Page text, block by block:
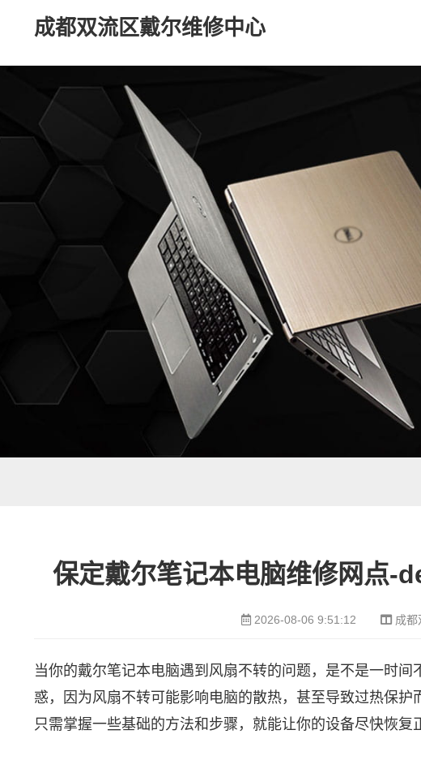
成都双流区戴尔维修中心
保定戴尔笔记本电脑维修网点-
2026-08-06 9:51:12 成都
当你的戴尔笔记本电脑遇到风扇不转的问题，是不是一时
惑，因为风扇不转可能影响电脑的散热，甚至导致过热保
只需掌握一些基础的方法和步骤，就能让你的设备尽快恢复